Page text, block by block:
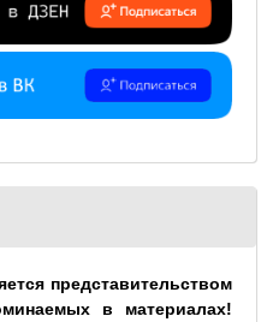
представительством
в материалах!